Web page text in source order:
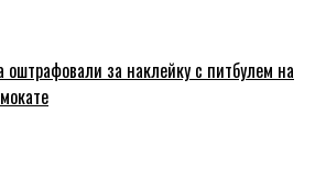
оштрафовали за наклейку с питбулем на